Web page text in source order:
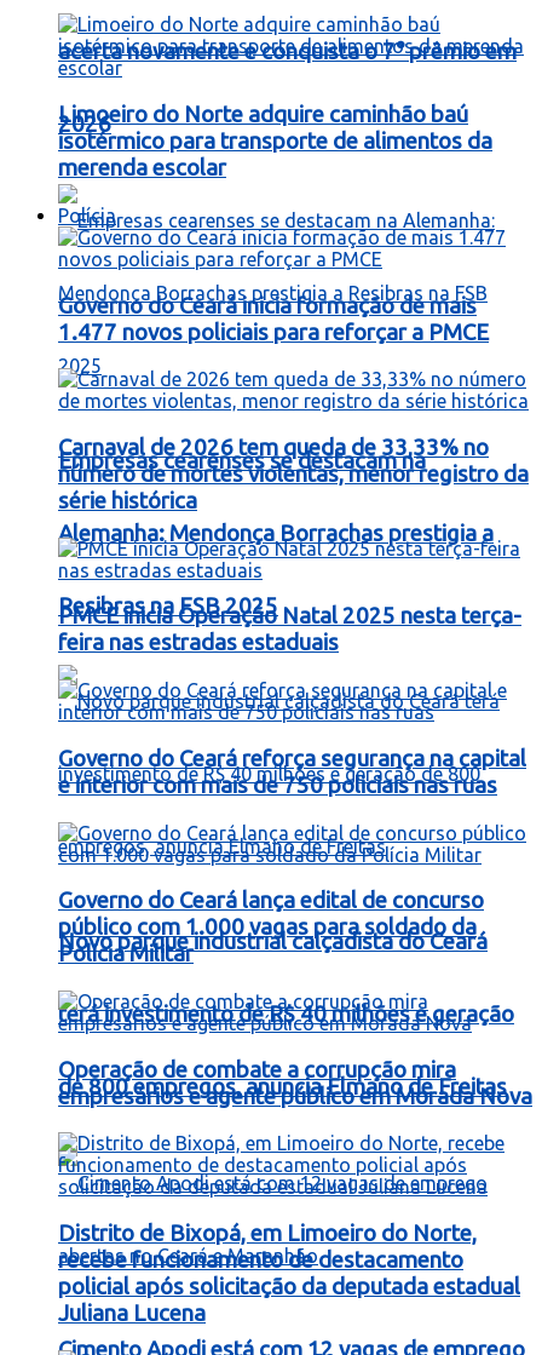
acerta novamente e conquista o 7° prêmio em
2026
Empresas cearenses se destacam na
Alemanha: Mendonça Borrachas prestigia a
Resibras na FSB 2025
Novo parque industrial calçadista do Ceará
terá investimento de R$ 40 milhões e geração
de 800 empregos, anuncia Elmano de Freitas
Limoeiro do Norte adquire caminhão baú
isotérmico para transporte de alimentos da
merenda escolar
Polícia
Governo do Ceará inicia formação de mais
1.477 novos policiais para reforçar a PMCE
Carnaval de 2026 tem queda de 33,33% no
número de mortes violentas, menor registro da
série histórica
PMCE inicia Operação Natal 2025 nesta terça-
feira nas estradas estaduais
Governo do Ceará reforça segurança na capital
e interior com mais de 750 policiais nas ruas
Governo do Ceará lança edital de concurso
público com 1.000 vagas para soldado da
Polícia Militar
Operação de combate a corrupção mira
empresários e agente público em Morada Nova
Distrito de Bixopá, em Limoeiro do Norte,
recebe funcionamento de destacamento
policial após solicitação da deputada estadual
Juliana Lucena